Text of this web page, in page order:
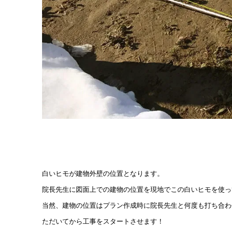
白いヒモが建物外壁の位置となります。
院長先生に図面上での建物の位置を現地でこの白いヒモを使
当然、建物の位置はプラン作成時に院長先生と何度も打ち合
ただいてから工事をスタートさせます！